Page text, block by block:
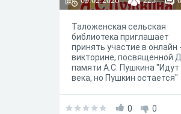
Таложенская сельская
библиотека приглашает
принять участие в онлайн -
викторине, посвященной
памяти А.С. Пушкина "Идут
века, но Пушкин остается"
0 0